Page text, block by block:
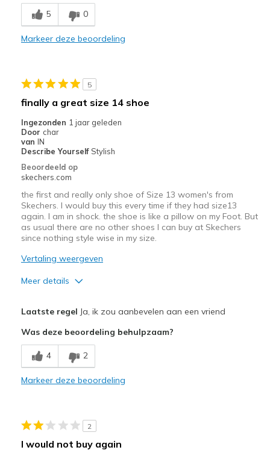
Stylish
Travel
Width
Feels true to width
Sizing
View On Shoes
I'm Really Into Shoes
5 0
Markeer deze beoordeling
5
finally a great size 14 shoe
Ingezonden 1 jaar geleden
Door char
van IN
Describe Yourself Stylish
Beoordeeld op
skechers.com
the first and really only shoe of Size 13 women's from
Skechers. I would buy this every time if they had size13
again. I am in shock. the shoe is like a pillow on my Foot. But
as usual there are no other shoes I can buy at Skechers
since nothing style wise in my size.
Vertaling weergeven
Meer details
Comfortable
Stylish
Travel
Laatste regel Ja, ik zou aanbevelen aan een vriend
Was deze beoordeling behulpzaam?
4 2
Markeer deze beoordeling
2
I would not buy again